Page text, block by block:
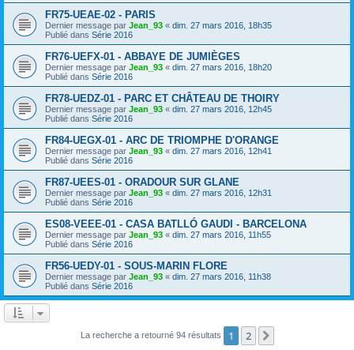
FR75-UEAE-02 - PARIS
Dernier message par Jean_93 « dim. 27 mars 2016, 18h35
Publié dans Série 2016
FR76-UEFX-01 - ABBAYE DE JUMIÈGES
Dernier message par Jean_93 « dim. 27 mars 2016, 18h20
Publié dans Série 2016
FR78-UEDZ-01 - PARC ET CHÂTEAU DE THOIRY
Dernier message par Jean_93 « dim. 27 mars 2016, 12h45
Publié dans Série 2016
FR84-UEGX-01 - ARC DE TRIOMPHE D'ORANGE
Dernier message par Jean_93 « dim. 27 mars 2016, 12h41
Publié dans Série 2016
FR87-UEES-01 - ORADOUR SUR GLANE
Dernier message par Jean_93 « dim. 27 mars 2016, 12h31
Publié dans Série 2016
ES08-VEEE-01 - CASA BATLLÓ GAUDI - BARCELONA
Dernier message par Jean_93 « dim. 27 mars 2016, 11h55
Publié dans Série 2016
FR56-UEDY-01 - SOUS-MARIN FLORE
Dernier message par Jean_93 « dim. 27 mars 2016, 11h38
Publié dans Série 2016
La recherche a retourné 94 résultats 1 2